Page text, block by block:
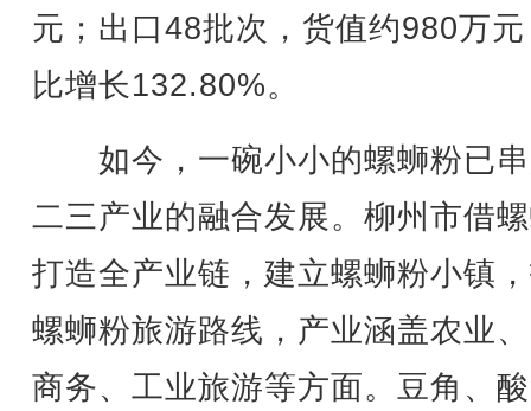
元；出口48批次，货值约980万
比增长132.80%。
如今，一碗小小的螺蛳粉已
二三产业的融合发展。柳州市借
打造全产业链，建立螺蛳粉小镇
螺蛳粉旅游路线，产业涵盖农业
商务、工业旅游等方面。豆角、